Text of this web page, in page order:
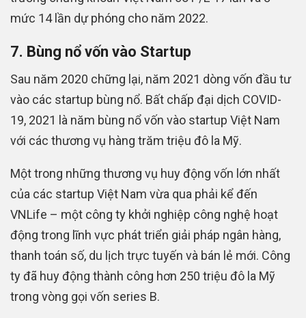
mức 14 lần dự phóng cho năm 2022.
7. Bùng nổ vốn vào Startup
Sau năm 2020 chững lại, năm 2021 dòng vốn đầu tư
vào các startup bùng nổ. Bất chấp đại dịch COVID-
19, 2021 là năm bùng nổ vốn vào startup Việt Nam
với các thương vụ hàng trăm triệu đô la Mỹ.
Một trong những thương vụ huy động vốn lớn nhất
của các startup Việt Nam vừa qua phải kể đến
VNLife – một công ty khởi nghiệp công nghệ hoạt
động trong lĩnh vực phát triển giải pháp ngân hàng,
thanh toán số, du lịch trực tuyến và bán lẻ mới. Công
ty đã huy động thành công hơn 250 triệu đô la Mỹ
trong vòng gọi vốn series B.